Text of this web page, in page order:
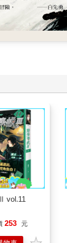
vol.11
253 元